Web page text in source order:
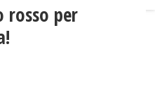
rosso per